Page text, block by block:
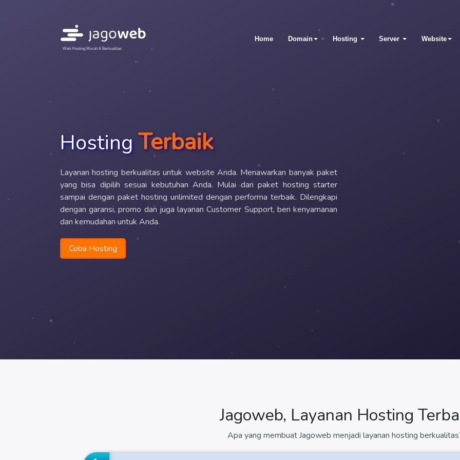
Web Hosting Murah & Berkualitas
Home Domain Hosting Server Website
HostingTerbaik
Layanan hosting berkualitas untuk website Anda. Menawarkan banyak paket
yang bisa dipilih sesuai kebutuhan Anda. Mulai dari paket hosting starter
sampai dengan paket hosting unlimited dengan performa terbaik. Dilengkapi
dengan garansi, promo dan juga layanan Customer Support, beri kenyamanan
dan kemudahan untuk Anda.
Coba Hosting
Jagoweb, Layanan Hosting
Apa yang membuat Jagoweb menjadi layanan hosting